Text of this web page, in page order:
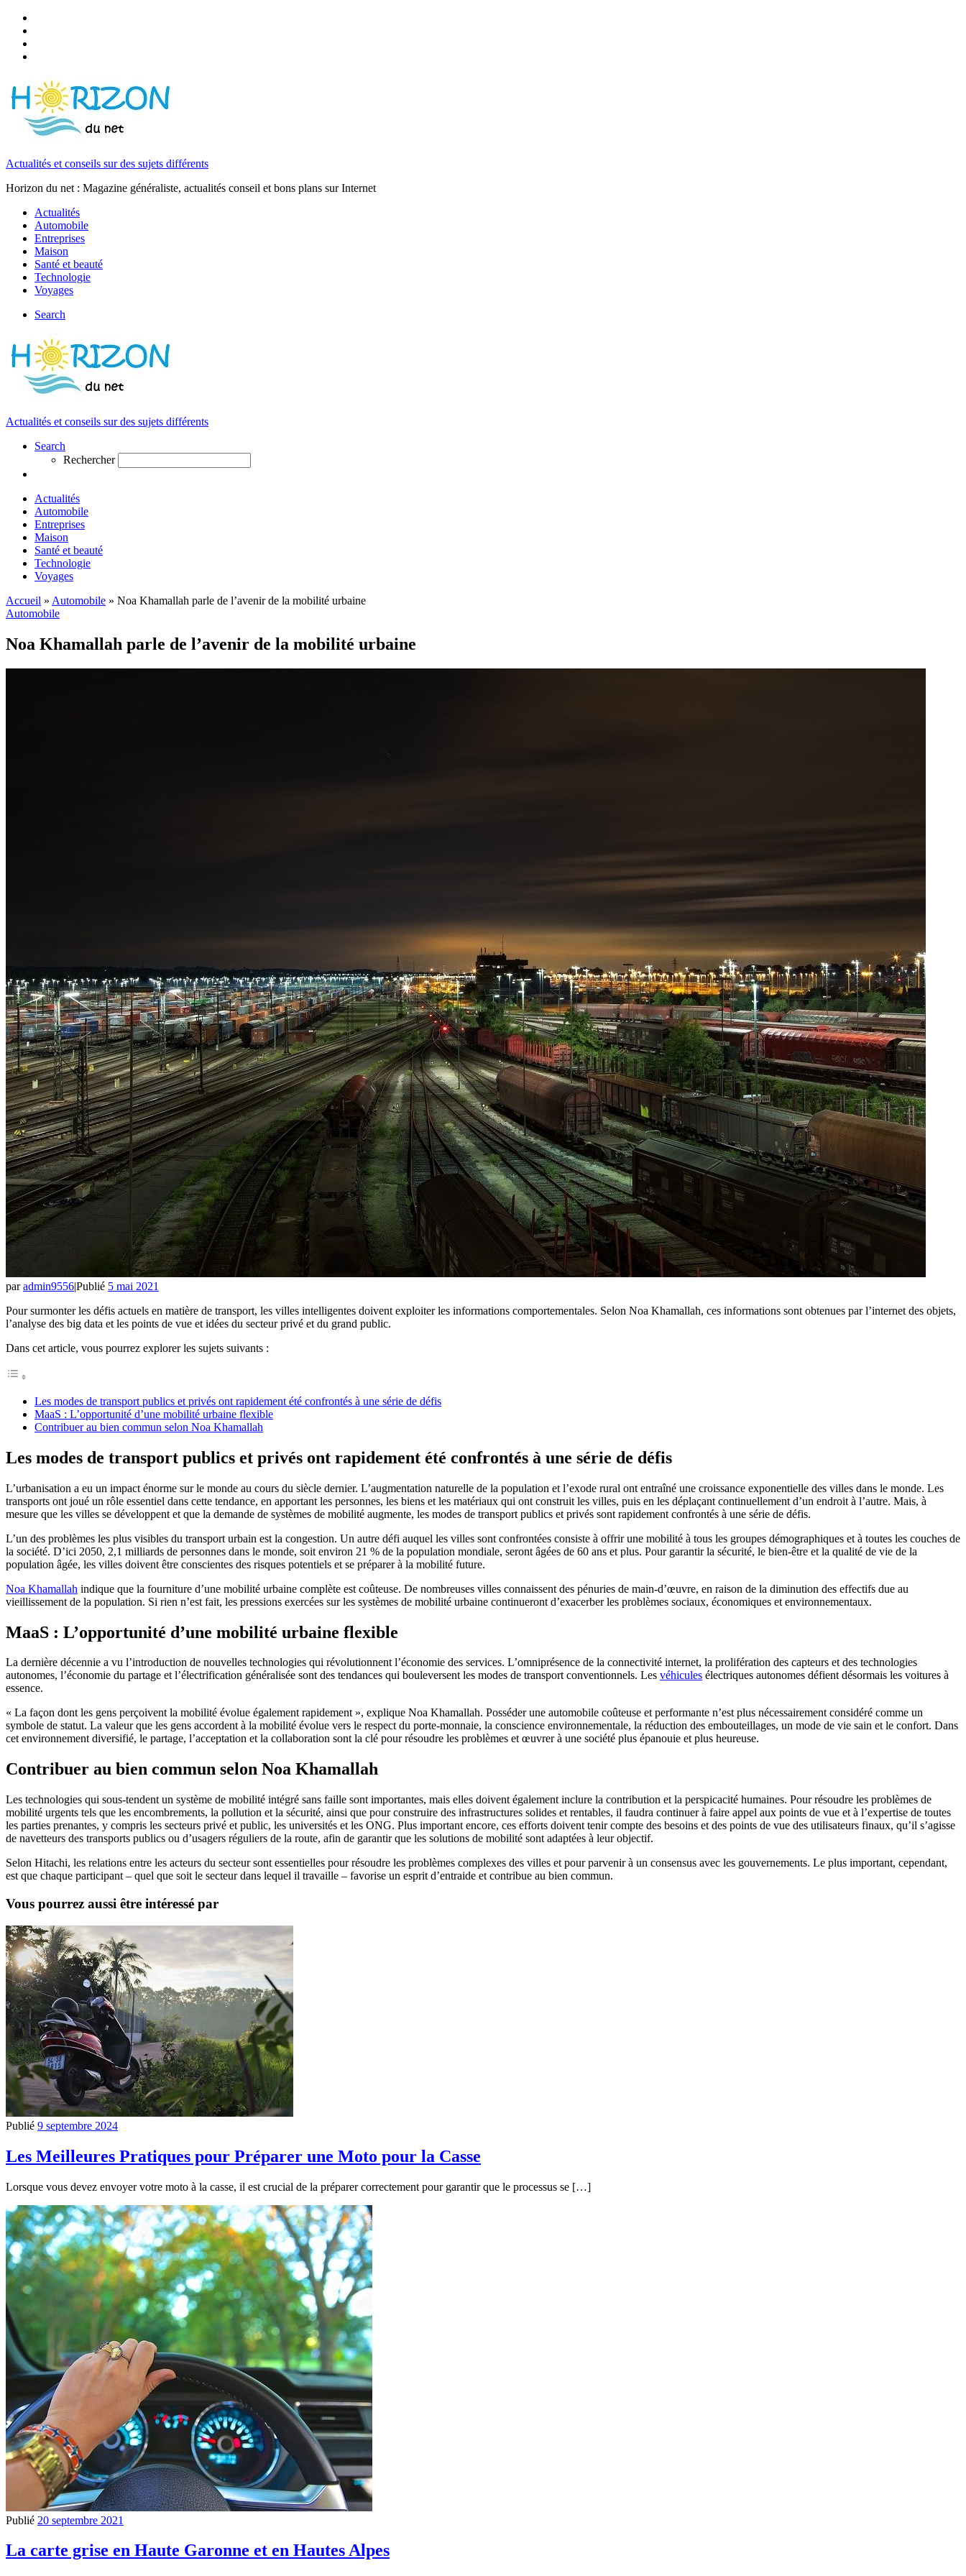
Actualités et conseils sur des sujets différents
Horizon du net : Magazine généraliste, actualités conseil et bons plans sur Internet
Actualités
Automobile
Entreprises
Maison
Santé et beauté
Technologie
Voyages
Search
Actualités et conseils sur des sujets différents
Search
Rechercher
Actualités
Automobile
Entreprises
Maison
Santé et beauté
Technologie
Voyages
Accueil » Automobile » Noa Khamallah parle de l’avenir de la mobilité urbaine
Automobile
Noa Khamallah parle de l’avenir de la mobilité urbaine
paradmin9556|Publié 5 mai 2021
Pour surmonter les défis actuels en matière de transport, les villes intelligentes doivent exploiter les informations comportementales. Selon Noa Khamallah, ces informations sont obtenues par l’internet des objets,
l’analyse des big data et les points de vue et idées du secteur privé et du grand public.
Dans cet article, vous pourrez explorer les sujets suivants :
Les modes de transport publics et privés ont rapidement été confrontés à une série de défis
MaaS : L’opportunité d’une mobilité urbaine flexible
Contribuer au bien commun selon Noa Khamallah
Les modes de transport publics et privés ont rapidement été confrontés à une série de défis
L’urbanisation a eu un impact énorme sur le monde au cours du siècle dernier. L’augmentation naturelle de la population et l’exode rural ont entraîné une croissance exponentielle des villes dans le monde. Les
transports ont joué un rôle essentiel dans cette tendance, en apportant les personnes, les biens et les matériaux qui ont construit les villes, puis en les déplaçant continuellement d’un endroit à l’autre. Mais, à
mesure que les villes se développent et que la demande de systèmes de mobilité augmente, les modes de transport publics et privés sont rapidement confrontés à une série de défis.
L’un des problèmes les plus visibles du transport urbain est la congestion. Un autre défi auquel les villes sont confrontées consiste à offrir une mobilité à tous les groupes démographiques et à toutes les couches de
la société. D’ici 2050, 2,1 milliards de personnes dans le monde, soit environ 21 % de la population mondiale, seront âgées de 60 ans et plus. Pour garantir la sécurité, le bien-être et la qualité de vie de la
population âgée, les villes doivent être conscientes des risques potentiels et se préparer à la mobilité future.
Noa Khamallah indique que la fourniture d’une mobilité urbaine complète est coûteuse. De nombreuses villes connaissent des pénuries de main-d’œuvre, en raison de la diminution des effectifs due au
vieillissement de la population. Si rien n’est fait, les pressions exercées sur les systèmes de mobilité urbaine continueront d’exacerber les problèmes sociaux, économiques et environnementaux.
MaaS : L’opportunité d’une mobilité urbaine flexible
La dernière décennie a vu l’introduction de nouvelles technologies qui révolutionnent l’économie des services. L’omniprésence de la connectivité internet, la prolifération des capteurs et des technologies
autonomes, l’économie du partage et l’électrification généralisée sont des tendances qui bouleversent les modes de transport conventionnels. Les véhicules électriques autonomes défient désormais les voitures à
essence.
« La façon dont les gens perçoivent la mobilité évolue également rapidement », explique Noa Khamallah. Posséder une automobile coûteuse et performante n’est plus nécessairement considéré comme un
symbole de statut. La valeur que les gens accordent à la mobilité évolue vers le respect du porte-monnaie, la conscience environnementale, la réduction des embouteillages, un mode de vie sain et le confort. Dans
cet environnement diversifié, le partage, l’acceptation et la collaboration sont la clé pour résoudre les problèmes et œuvrer à une société plus épanouie et plus heureuse.
Contribuer au bien commun selon Noa Khamallah
Les technologies qui sous-tendent un système de mobilité intégré sans faille sont importantes, mais elles doivent également inclure la contribution et la perspicacité humaines. Pour résoudre les problèmes de
mobilité urgents tels que les encombrements, la pollution et la sécurité, ainsi que pour construire des infrastructures solides et rentables, il faudra continuer à faire appel aux points de vue et à l’expertise de toutes
les parties prenantes, y compris les secteurs privé et public, les universités et les ONG. Plus important encore, ces efforts doivent tenir compte des besoins et des points de vue des utilisateurs finaux, qu’il s’agisse
de navetteurs des transports publics ou d’usagers réguliers de la route, afin de garantir que les solutions de mobilité sont adaptées à leur objectif.
Selon Hitachi, les relations entre les acteurs du secteur sont essentielles pour résoudre les problèmes complexes des villes et pour parvenir à un consensus avec les gouvernements. Le plus important, cependant,
est que chaque participant – quel que soit le secteur dans lequel il travaille – favorise un esprit d’entraide et contribue au bien commun.
Vous pourrez aussi être intéressé par
Publié 9 septembre 2024
Les Meilleures Pratiques pour Préparer une Moto pour la Casse
Lorsque vous devez envoyer votre moto à la casse, il est crucial de la préparer correctement pour garantir que le processus se […]
Publié 20 septembre 2021
La carte grise en Haute Garonne et en Hautes Alpes